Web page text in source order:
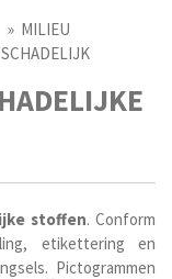
» MILIEU
SCHADELIJK
stoffen. Conform
etikettering en
Pictogrammen